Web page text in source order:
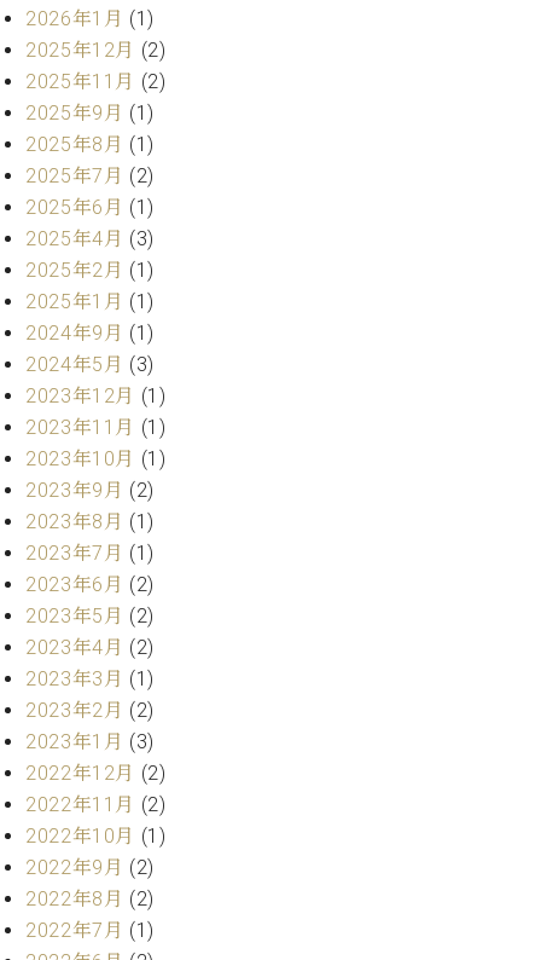
ー
ト
グ
ラ
ン
ド
ピ
ア
ノ
C.
ベ
シ
ュ
タ
イ
ン
コ
ン
サ
ー
ト
ア
ッ
ラ
イ
ト
ピ
ア
ノ
C.
ベ
納
入
実
ホ
ー
ル・
ス
タ
入
実
績
音
楽
室
愛
用
者
の
声
ト
代
理
主
催
イ
ベ
ン
コ
ク
ー
ル
音
楽
教
ベ
ヒ
シ
ュ
タ
イ
ン
セ
ン
ト
ラ
ム
東
京
店
長
ご
展
示
情
報
ホー
スタ
ジオ
レン
タル
ホー
ル・
スタ
ジオ
2026年1月 (1)
2025年12月 (2)
2025年11月 (2)
2025年9月 (1)
2025年8月 (1)
2025年7月 (2)
2025年6月 (1)
2025年4月 (3)
2025年2月 (1)
2025年1月 (1)
2024年9月 (1)
2024年5月 (3)
2023年12月 (1)
2023年11月 (1)
2023年10月 (1)
2023年9月 (2)
2023年8月 (1)
2023年7月 (1)
2023年6月 (2)
2023年5月 (2)
2023年4月 (2)
2023年3月 (1)
2023年2月 (2)
2023年1月 (3)
2022年12月 (2)
2022年11月 (2)
2022年10月 (1)
2022年9月 (2)
2022年8月 (2)
2022年7月 (1)